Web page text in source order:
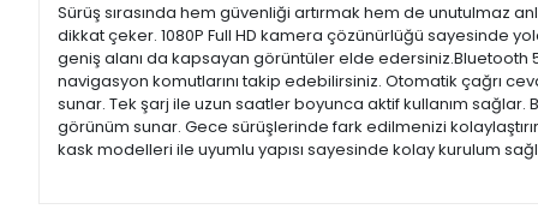
Sürüş sırasında hem güvenliği artırmak hem de unutulmaz
dikkat çeker. 1080P Full HD kamera çözünürlüğü sayesinde
geniş alanı da kapsayan görüntüler elde edersiniz.Bluetooth
navigasyon komutlarını takip edebilirsiniz. Otomatik çağrı
sunar. Tek şarj ile uzun saatler boyunca aktif kullanım sağlar.
görünüm sunar. Gece sürüşlerinde fark edilmenizi
kask modelleri ile uyumlu yapısı sayesinde kolay kurulum